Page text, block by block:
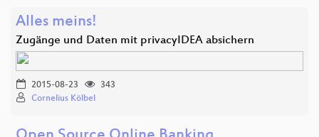
Alles meins!
Zugänge und Daten mit privacyIDEA absichern
2015-08-23
343
Cornelius Kölbel